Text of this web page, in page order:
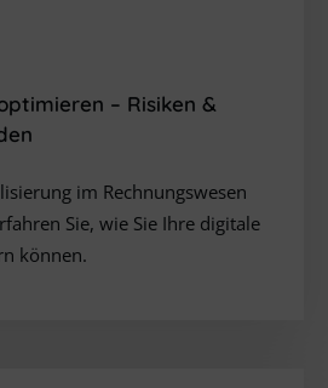
– Risiken &
im Rechnungswesen
Sie, wie Sie Ihre digitale
können.